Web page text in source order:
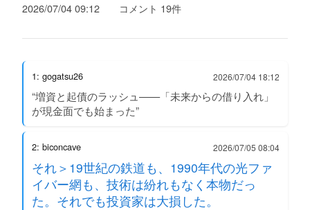
2026/07/04 09:12 コメント 19件
1: gogatsu26 2026/07/04 18:12
“増資と起債のラッシュ——「未来からの借り入れ」
が現金面でも始まった”
2: biconcave 2026/07/05 08:04
それ＞19世紀の鉄道も、1990年代の光ファ
イバー網も、技術は紛れもなく本物だっ
た。それでも投資家は大損した。